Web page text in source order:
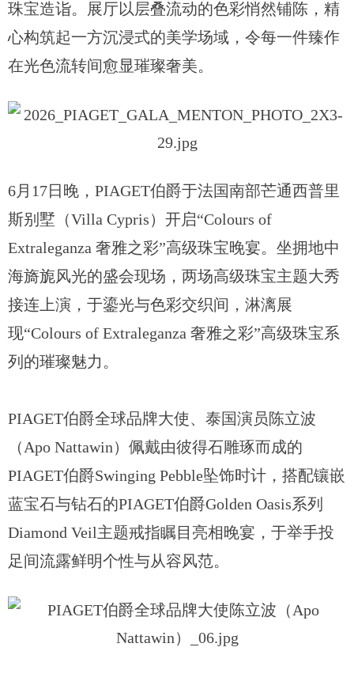
珠宝造诣。展厅以层叠流动的色彩悄然铺陈，精
心构筑起一方沉浸式的美学场域，令每一件臻作
在光色流转间愈显璀璨奢美。
6月17日晚，PIAGET伯爵于法国南部芒通西普里
斯别墅（Villa Cypris）开启“Colours of
Extraleganza 奢雅之彩”高级珠宝晚宴。坐拥地中
海旖旎风光的盛会现场，两场高级珠宝主题大秀
接连上演，于鎏光与色彩交织间，淋漓展
现“Colours of Extraleganza 奢雅之彩”高级珠宝系
列的璀璨魅力。
PIAGET伯爵全球品牌大使、泰国演员陈立波
（Apo Nattawin）佩戴由彼得石雕琢而成的
PIAGET伯爵Swinging Pebble坠饰时计，搭配镶嵌
蓝宝石与钻石的PIAGET伯爵Golden Oasis系列
Diamond Veil主题戒指瞩目亮相晚宴，于举手投
足间流露鲜明个性与从容风范。